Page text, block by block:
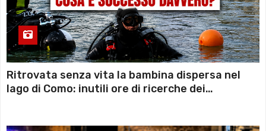
Ritrovata senza vita la bambina dispersa nel
lago di Como: inutili ore di ricerche dei